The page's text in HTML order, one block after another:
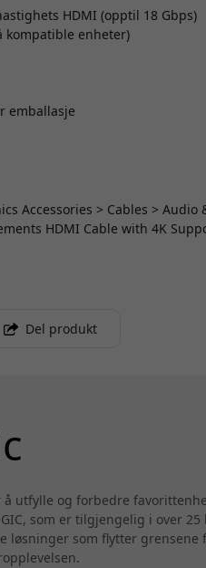
HDMI (opptil 18 Gbps)
kompatible enheter)
emballasje
Accessories > Cables > Audio
HDMI Cable with 4K
Del produkt
utfylle og forbedre
som er tilgjengelig i over
løsninger som flytter